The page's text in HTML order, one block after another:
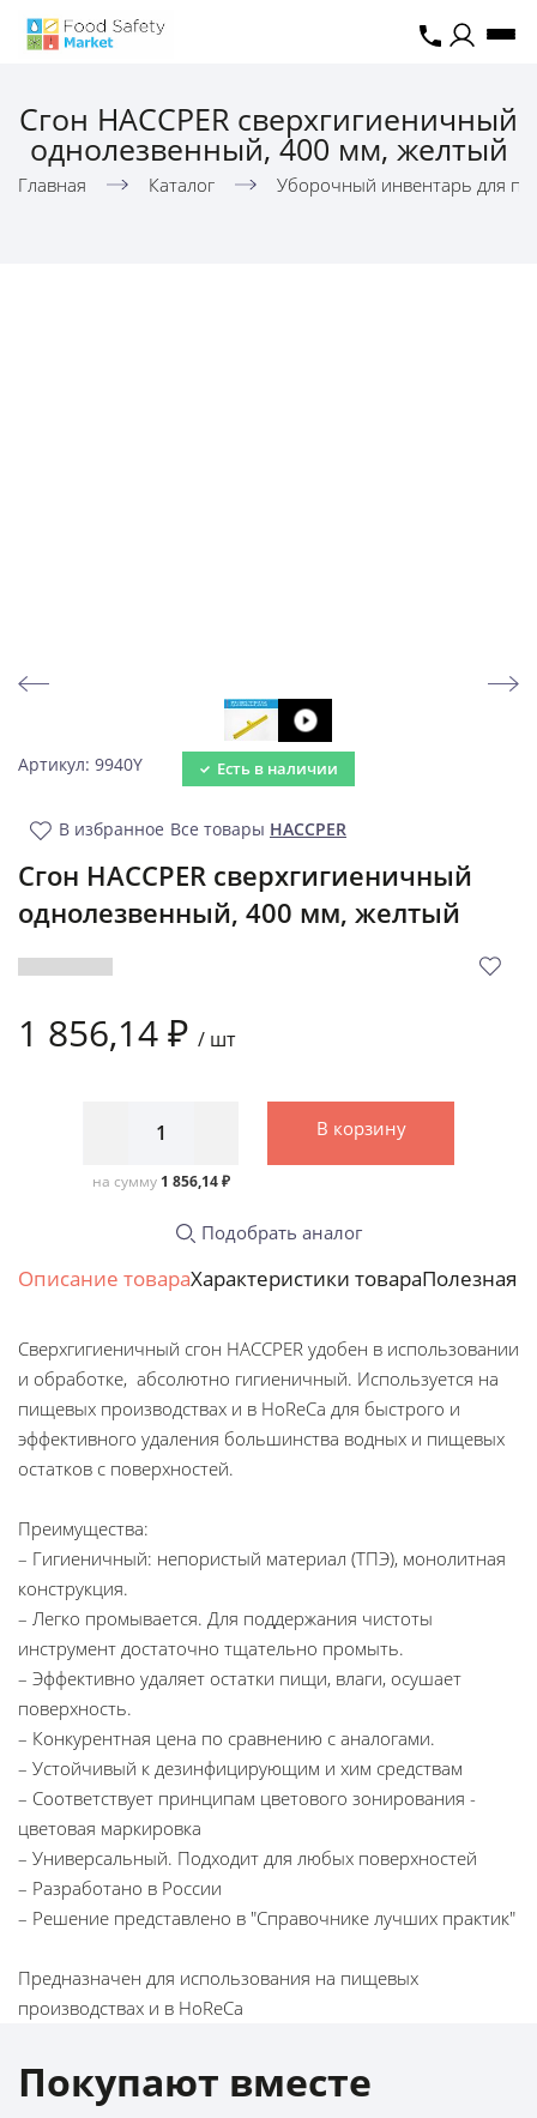
Сгон HACCPER сверхгигиеничный
однолезвенный, 400 мм, желтый
Главная Каталог Уборочный инвентарь для
Артикул: 9940Y Есть в наличии
В избранное Все товары HACCPER
Сгон HACCPER сверхгигиеничный
однолезвенный, 400 мм, желтый
1 856,14 ₽ / шт
на сумму 1 856,14 ₽
В корзину
Подобрать аналог
Описание товараХарактеристики товараПолезная
Сверхгигиеничный сгон HACCPER удобен в использовании
и обработке, абсолютно гигиеничный. Используется на
пищевых производствах и в HoReCa для быстрого и
эффективного удаления большинства водных и пищевых
остатков с поверхностей.
Преимущества:
– Гигиеничный: непористый материал (ТПЭ), монолитная
конструкция.
– Легко промывается. Для поддержания чистоты
инструмент достаточно тщательно промыть.
– Эффективно удаляет остатки пищи, влаги, осушает
поверхность.
– Конкурентная цена по сравнению с аналогами.
– Устойчивый к дезинфицирующим и хим средствам
– Соответствует принципам цветового зонирования -
цветовая маркировка
– Универсальный. Подходит для любых поверхностей
– Разработано в России
– Решение представлено в "Справочнике лучших практик"
Предназначен для использования на пищевых
производствах и в HoReCa
Покупают вместе